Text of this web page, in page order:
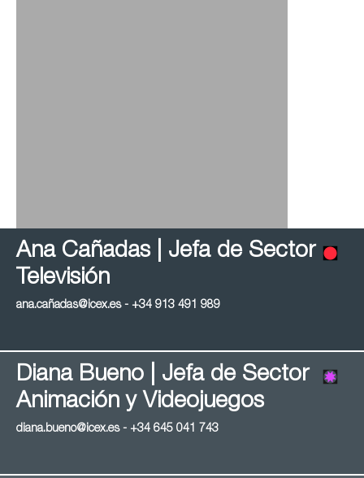
Ana Cañadas | Jefa de Sector
Televisión
ana.cañadas@icex.es - +34 913 491 989
Diana Bueno | Jefa de Sector
Animación y Videojuegos
diana.bueno@icex.es - +34 645 041 743